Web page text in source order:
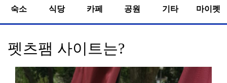
숙소 식당 카페 공원 기타 마이펫
펫츠팸 사이트는?